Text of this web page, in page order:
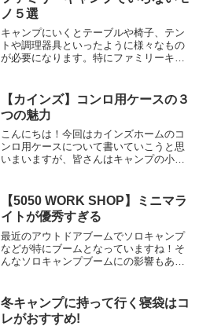
の記事では、そんな「小さ...
ノ５選
キャンプにいくとテーブルや椅子、テン
トや調理器具といったように様々なもの
が必要になります。特にファミリーキャ
ていきます。車1台の収納も限りがありま
すので本当に必要な...
【カインズ】コンロ用ケースの３
つの魅力
こんにちは！今回はカインズホームのコ
ンロ用ケースについて書いていこうと思
いまいますが、皆さんはキャンプの小物
込み収納がメインだったのですが、ここ
最近綺麗に収納できる方法は...
【5050 WORK SHOP】ミニマラ
イトが優秀すぎる
最近のアウトドアブームでソロキャンプ
などが特にブームとなっていますね！そ
んなソロキャンプブームにの影響もあっ
機能的なアイテムが各社メーカーからど
んどん発売されています♪...
冬キャンプに持って行く寝袋はコ
レがおすすめ!